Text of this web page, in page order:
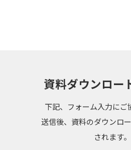
資料ダウンロー
下記、フォーム入力にご
送信後、資料のダウンロ
されます。